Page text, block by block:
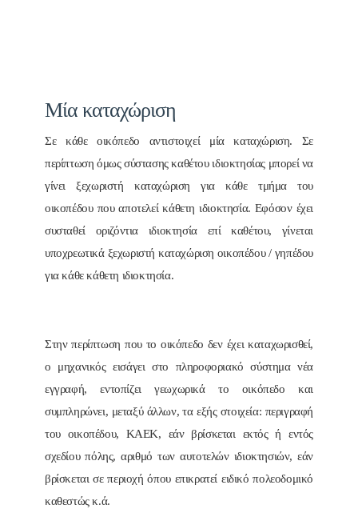
Μία καταχώριση
Σε κάθε οικόπεδο αντιστοιχεί μία καταχώριση. Σε
περίπτωση όμως σύστασης καθέτου ιδιοκτησίας μπορεί να
γίνει ξεχωριστή καταχώριση για κάθε τμήμα του
οικοπέδου που αποτελεί κάθετη ιδιοκτησία. Εφόσον έχει
συσταθεί οριζόντια ιδιοκτησία επί καθέτου, γίνεται
υποχρεωτικά ξεχωριστή καταχώριση οικοπέδου / γηπέδου
για κάθε κάθετη ιδιοκτησία.
Στην περίπτωση που το οικόπεδο δεν έχει καταχωρισθεί,
ο μηχανικός εισάγει στο πληροφοριακό σύστημα νέα
εγγραφή, εντοπίζει γεωχωρικά το οικόπεδο και
συμπληρώνει, μεταξύ άλλων, τα εξής στοιχεία: περιγραφή
του οικοπέδου, ΚΑΕΚ, εάν βρίσκεται εκτός ή εντός
σχεδίου πόλης, αριθμό των αυτοτελών ιδιοκτησιών, εάν
βρίσκεται σε περιοχή όπου επικρατεί ειδικό πολεοδομικό
καθεστώς κ.ά.